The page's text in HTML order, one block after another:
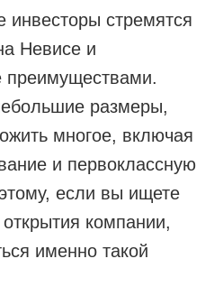
инвесторы стремятся
Невисе и
преимуществами.
размеры,
многое, включая
и первоклассную
если вы ищете
компании,
именно такой